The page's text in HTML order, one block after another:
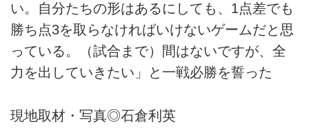
い。自分たちの形はあるにしても、1点差でも
勝ち点3を取らなければいけないゲームだと思
っている。（試合まで）間はないですが、全
力を出していきたい」と一戦必勝を誓った
現地取材・写真◎石倉利英